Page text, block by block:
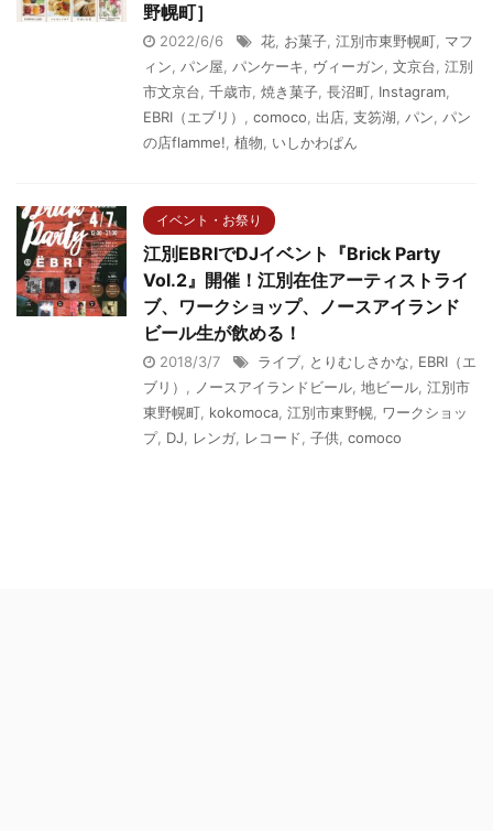
野幌町］
2022/6/6 花, お菓子, 江別市東野幌町, マフ
ィン, パン屋, パンケーキ, ヴィーガン, 文京台, 江別
市文京台, 千歳市, 焼き菓子, 長沼町, Instagram,
EBRI（エブリ） , comoco, 出店, 支笏湖, パン, パン
の店flamme!, 植物, いしかわぱん
イベント・お祭り
江別EBRIでDJイベント『Brick Party
Vol.2』開催！江別在住アーティストライ
ブ、ワークショップ、ノースアイランド
ビール生が飲める！
2018/3/7 ライブ, とりむしさかな, EBRI（エ
ブリ） , ノースアイランドビール, 地ビール, 江別市
東野幌町, kokomoca, 江別市東野幌, ワークショッ
プ, DJ, レンガ, レコード, 子供, comoco